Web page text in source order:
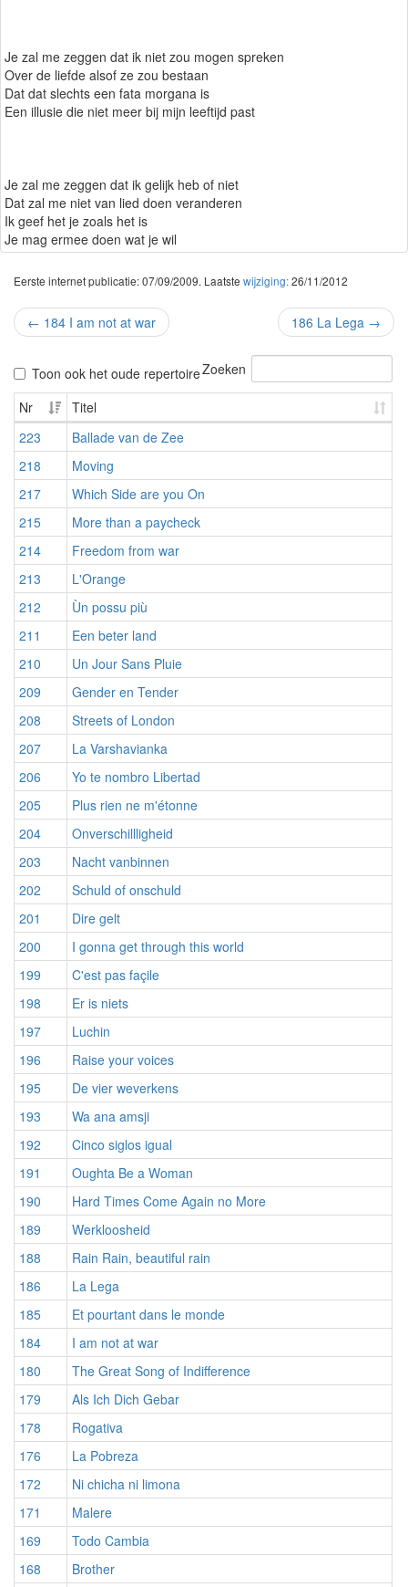
Je zal me zeggen dat ik niet zou mogen spreken
Over de liefde alsof ze zou bestaan
Dat dat slechts een fata morgana is
Een illusie die niet meer bij mijn leeftijd past
Je zal me zeggen dat ik gelijk heb of niet
Dat zal me niet van lied doen veranderen
Ik geef het je zoals het is
Je mag ermee doen wat je wil
Eerste internet publicatie: 07/09/2009. Laatste wijziging:26/11/2012
← 184 I am not at war 186 La Lega →
Toon ook het oude repertoireZoeken
Nr
Titel
223
Ballade van de Zee
218
Moving
217
Which Side are you On
215
More than a paycheck
214
Freedom from war
213
L'Orange
212
Ùn possu più
211
Een beter land
210
Un Jour Sans Pluie
209
Gender en Tender
208
Streets of London
207
La Varshavianka
206
Yo te nombro Libertad
205
Plus rien ne m'étonne
204
Onverschillligheid
203
Nacht vanbinnen
202
Schuld of onschuld
201
Dire gelt
200
I gonna get through this world
199
C'est pas façile
198
Er is niets
197
Luchin
196
Raise your voices
195
De vier weverkens
193
Wa ana amsji
192
Cinco siglos igual
191
Oughta Be a Woman
190
Hard Times Come Again no More
189
Werkloosheid
188
Rain Rain, beautiful rain
186
La Lega
185
Et pourtant dans le monde
184
I am not at war
180
The Great Song of Indifference
179
Als Ich Dich Gebar
178
Rogativa
176
La Pobreza
172
Ni chicha ni limona
171
Malere
169
Todo Cambia
168
Brother